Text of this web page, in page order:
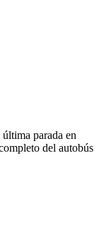
parada en
del autobús